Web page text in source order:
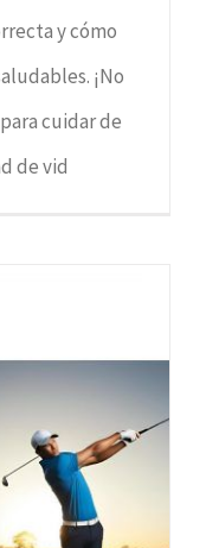
y cómo
¡No
cuidar de
de vid